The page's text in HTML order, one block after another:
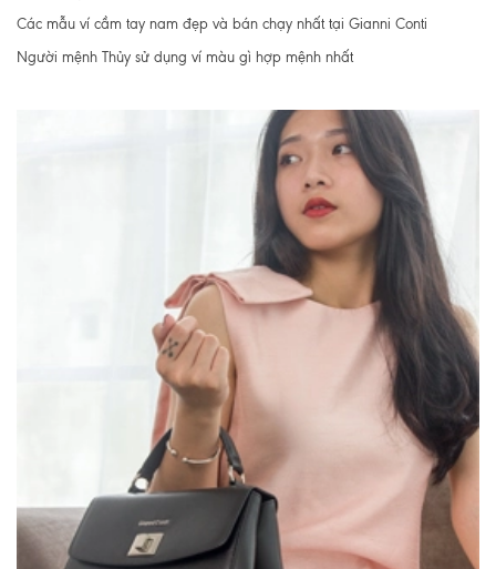
Các mẫu ví cầm tay nam đẹp và bán chạy nhất tại Gianni Conti
Người mệnh Thủy sử dụng ví màu gì hợp mệnh nhất